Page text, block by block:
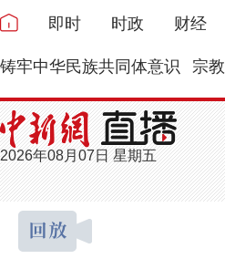
即时 时政 财经
铸牢中华民族共同体意识 宗教
2026年08月07日 星期五